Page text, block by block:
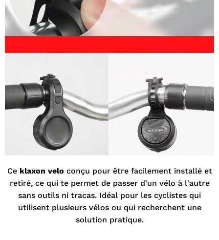
Ce klaxon velo conçu pour être facilement installé et
retiré, ce qui te permet de passer d'un vélo à l'autre
sans outils ni tracas. Idéal pour les cyclistes qui
utilisent plusieurs vélos ou qui recherchent une
solution pratique.